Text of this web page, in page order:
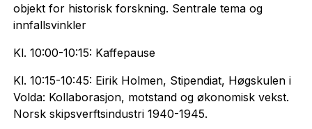
objekt for historisk forskning. Sentrale tema og
innfallsvinkler
Kl. 10:00-10:15: Kaffepause
Kl. 10:15-10:45: Eirik Holmen, Stipendiat, Høgskulen i
Volda: Kollaborasjon, motstand og økonomisk vekst.
Norsk skipsverftsindustri 1940-1945.